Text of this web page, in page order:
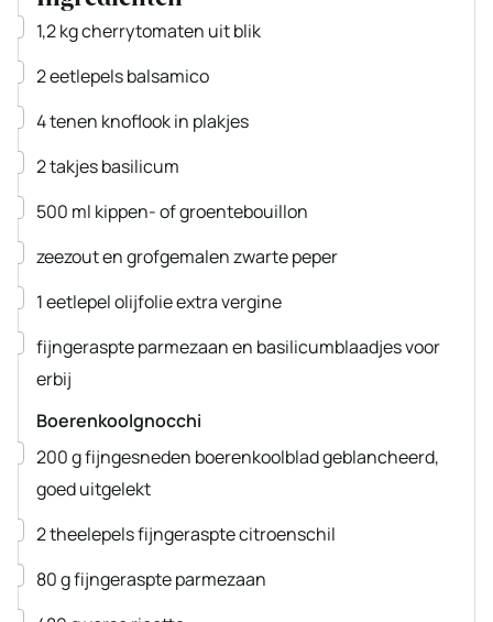
▢
1,2kgcherrytomaten uit blik
▢
2eetlepels balsamico
▢
4tenen knoflookin plakjes
▢
2takjes basilicum
▢
500 ml kippen- of groentebouillon
▢
zeezout en grofgemalen zwarte peper
▢
1eetlepelolijfolie extra vergine
▢
fijngeraspte parmezaan en basilicumblaadjesvoor
erbij
Boerenkoolgnocchi
▢
200gfijngesneden boerenkoolbladgeblancheerd,
goed uitgelekt
▢
2theelepels fijngeraspte citroenschil
▢
80gfijngeraspte parmezaan